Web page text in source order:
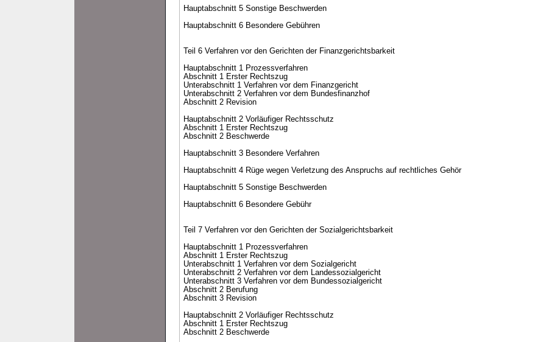
Hauptabschnitt 5 Sonstige Beschwerden
Hauptabschnitt 6 Besondere Gebühren
Teil 6 Verfahren vor den Gerichten der Finanzgerichtsbarkeit
Hauptabschnitt 1 Prozessverfahren
Abschnitt 1 Erster Rechtszug
Unterabschnitt 1 Verfahren vor dem Finanzgericht
Unterabschnitt 2 Verfahren vor dem Bundesfinanzhof
Abschnitt 2 Revision
Hauptabschnitt 2 Vorläufiger Rechtsschutz
Abschnitt 1 Erster Rechtszug
Abschnitt 2 Beschwerde
Hauptabschnitt 3 Besondere Verfahren
Hauptabschnitt 4 Rüge wegen Verletzung des Anspruchs auf rechtliches Gehör
Hauptabschnitt 5 Sonstige Beschwerden
Hauptabschnitt 6 Besondere Gebühr
Teil 7 Verfahren vor den Gerichten der Sozialgerichtsbarkeit
Hauptabschnitt 1 Prozessverfahren
Abschnitt 1 Erster Rechtszug
Unterabschnitt 1 Verfahren vor dem Sozialgericht
Unterabschnitt 2 Verfahren vor dem Landessozialgericht
Unterabschnitt 3 Verfahren vor dem Bundessozialgericht
Abschnitt 2 Berufung
Abschnitt 3 Revision
Hauptabschnitt 2 Vorläufiger Rechtsschutz
Abschnitt 1 Erster Rechtszug
Abschnitt 2 Beschwerde